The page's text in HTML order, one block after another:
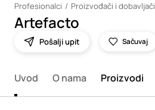
Profesionalci Proizvođači i dobavljači
Artefacto
Pošalji upit Sačuvaj
Uvod O nama Proizvodi